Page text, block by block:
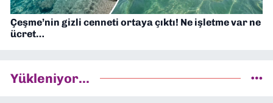
Çeşme’nin gizli cenneti ortaya çıktı! Ne işletme var ne
ücret…
Yükleniyor...